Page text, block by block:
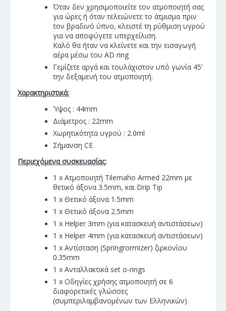
Όταν δεν χρησιμοποιείτε τον ατμοποιητή σας
για ώρες ή όταν τελειώνετε το άτμισμα πριν
τον βραδινό ύπνο, κλειστέ τη ρύθμιση υγρού
για να αποφύγετε υπερχείλιση.
Καλό θα ήταν να κλείνετε και την εισαγωγή
αέρα μέσω του AD ring
Γεμίζετε αργά και τουλάχιστον υπό γωνία 45'
την δεξαμενή του ατμοποιητή.
Χαρακτηριστικά:
Ύψος : 44mm
Διάμετρος : 22mm
Χωρητικότητα υγρού : 2.0ml
Σήμανση CE
Περιεχόμενα συσκευασίας:
1 x Ατμοποιητή Tilemaho Armed 22mm με
θετικό άξονα 3.5mm, και Drip Tip
1 x Θετικό άξονα 1.5mm
1 x Θετικό άξονα 2.5mm
1 x Helper 3mm (για κατασκευή αντιστάσεων)
1 x Helper 4mm (για κατασκευή αντιστάσεων)
1 x Αντίσταση (Springrormizer) ζιρκονίου
0.35mm
1 x Ανταλλακτικά set o-rings
1 x Οδηγίες χρήσης ατμοποιητή σε 6
διαφορετικές γλώσσες
(συμπεριλαμβανομένων των Ελληνικών)